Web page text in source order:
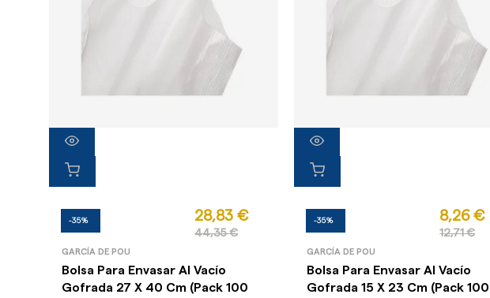
-35% 28,83 €
44,35 €
GARCÍA DE POU
Bolsa Para Envasar Al Vacío
Gofrada 27 X 40 Cm (Pack 100
-35% 8,26 €
12,71 €
GARCÍA DE POU
Bolsa Para Envasar Al Vacío
Gofrada 15 X 23 Cm (Pack 100